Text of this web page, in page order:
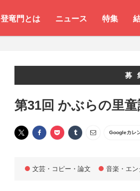
登竜門とは ニュース 特集
募
第31回 かぶらの里
Googleカレ
文芸・コピー・論文 音楽・エ